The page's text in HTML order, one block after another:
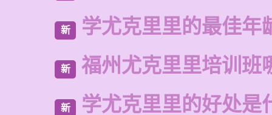
新 学尤克里里的最佳年
新 福州尤克里里培训班
新 学尤克里里的好处是